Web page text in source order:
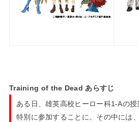
Training of the Dead あらすじ
ある日、雄英高校ヒーロー科1-Aの
特別に参加することに。その中には